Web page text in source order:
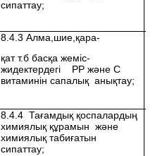
сипаттау;
8.4.3 Алма,шие,қара-
қат т.б басқа жеміс-
жидектердегі РР және С
витаминін сапалық анықтау;
8.4.4 Тағамдық қоспалардың
химиялық құрамын және
химиялық табиғатын
сипаттау;